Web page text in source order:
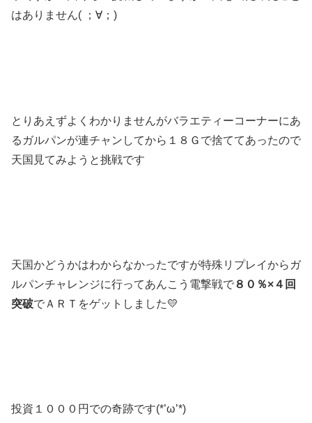
はありません( ；∀；)
とりあえずよくわかりませんがバラエティーコーナーにあ
るガルパンが連チャンしてから１８Ｇで捨ててあったので
天国見てみようと挑戦です
天国かどうかはわからなかったですが特殊リプレイからガ
ルパンチャレンジに行ってあんこう電撃戦で８０％×４回
突破でＡＲＴをゲットしました💛
投資１０００円での奇跡です(*’ω’*)